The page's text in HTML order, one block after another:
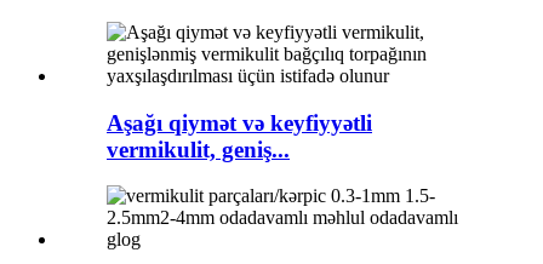
Aşağı qiymət və keyfiyyətli
vermikulit, geniş...